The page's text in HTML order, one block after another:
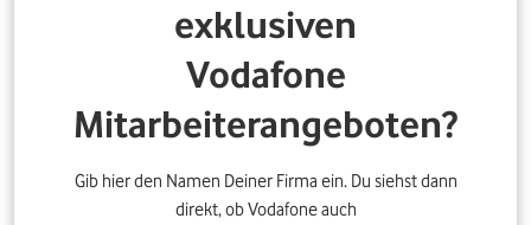
exklusiven
Vodafone
Mitarbeiterangeboten?
Gib hier den Namen Deiner Firma ein. Du siehst dann
direkt, ob Vodafone auch